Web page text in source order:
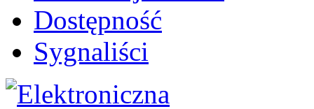
Dostępność
Sygnaliści